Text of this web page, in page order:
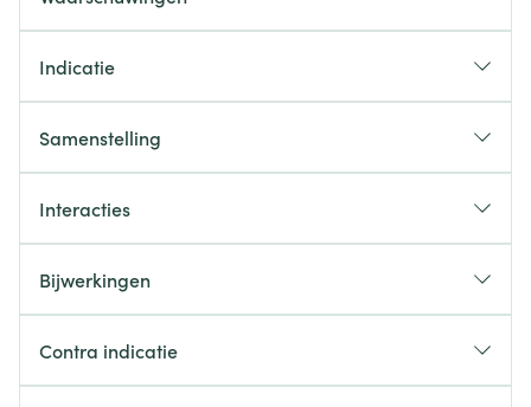
Indicatie
Samenstelling
Interacties
Bijwerkingen
Contra indicatie